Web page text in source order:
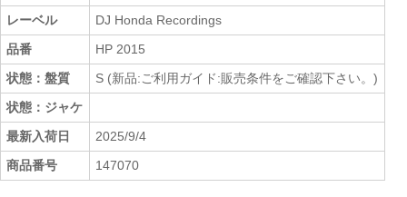
レーベル
DJ Honda Recordings
品番
HP 2015
状態：盤質
S (新品:ご利用ガイド:販売条件をご確認下さい。)
状態：ジャケ
最新入荷日
2025/9/4
商品番号
147070